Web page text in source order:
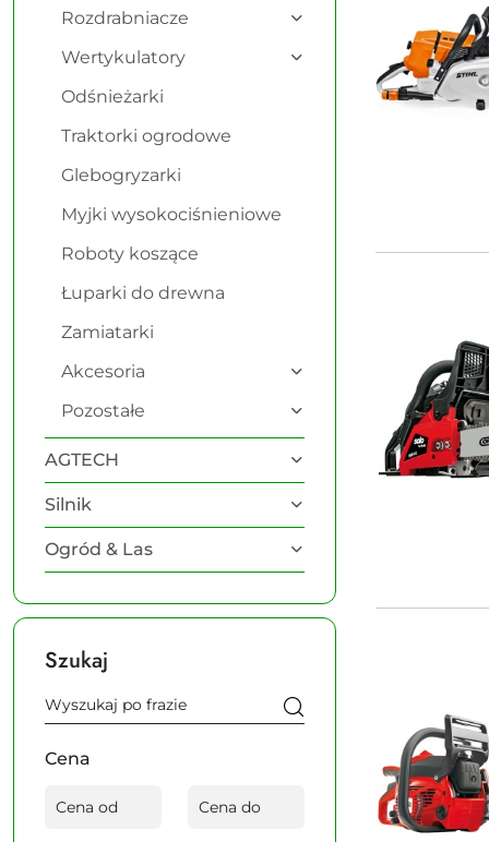
Rozdrabniacze
Wertykulatory
Odśnieżarki
Traktorki ogrodowe
Glebogryzarki
Myjki wysokociśnieniowe
Roboty koszące
Łuparki do drewna
Zamiatarki
Akcesoria
Pozostałe
AGTECH
Silnik
Ogród & Las
Szukaj
Cena